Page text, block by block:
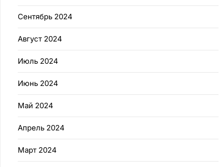
Сентябрь 2024
Август 2024
Июль 2024
Июнь 2024
Май 2024
Апрель 2024
Март 2024